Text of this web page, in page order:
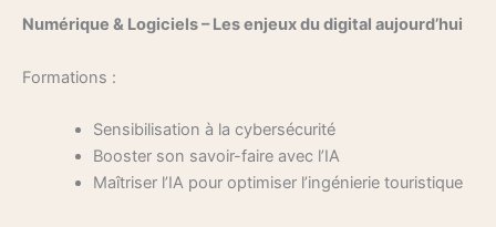
Numérique & Logiciels – Les enjeux du digital aujourd’hui
Formations :
Sensibilisation à la cybersécurité
Booster son savoir-faire avec l’IA
Maîtriser l’IA pour optimiser l’ingénierie touristique